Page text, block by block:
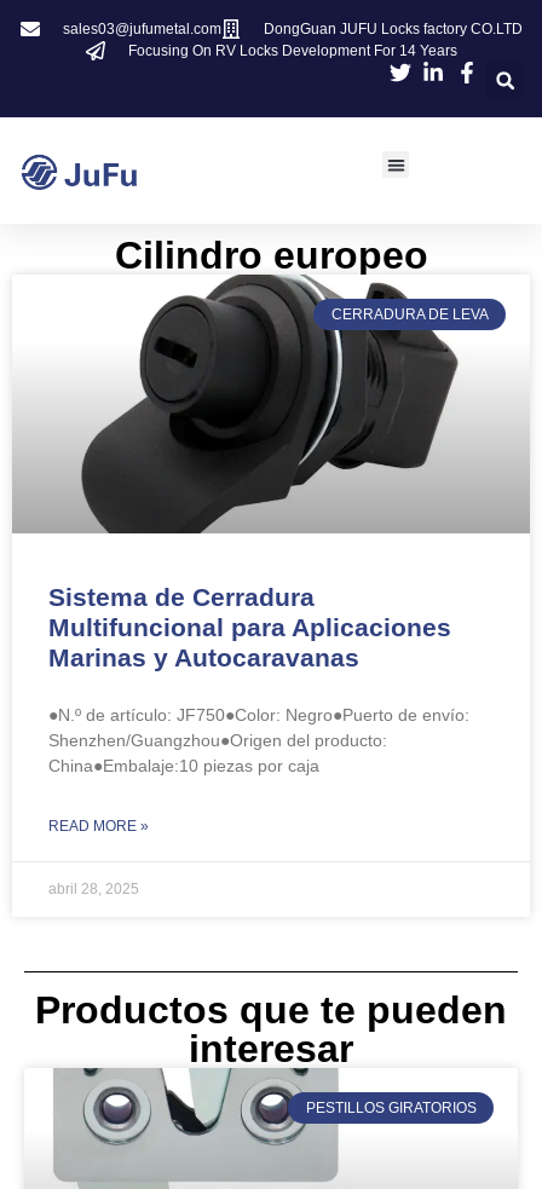
sales03@jufumetal.com
DongGuan JUFU Locks factory CO.LTD
Focusing On RV Locks Development For 14 Years
Cilindro europeo​​
CERRADURA DE LEVA
Sistema de Cerradura
Multifuncional para Aplicaciones
Marinas y Autocaravanas
●N.º de artículo: JF750●Color: Negro●Puerto de envío:
Shenzhen/Guangzhou●Origen del producto:
China●Embalaje:10 piezas por caja
READ MORE »
abril 28, 2025
Productos que te pueden
interesar
PESTILLOS GIRATORIOS